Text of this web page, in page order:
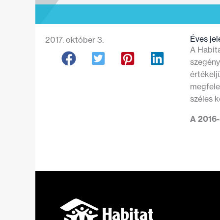
2017. október 3.
Éves
A
széles
A